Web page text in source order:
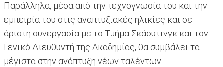
Παράλληλα, μέσα από την τεχνογνωσία του και την
εμπειρία του στις αναπτυξιακές ηλικίες και σε
άριστη συνεργασία με το Τμήμα Σκάουτινγκ και τον
Γενικό Διευθυντή της Ακαδημίας, θα συμβάλει τα
μέγιστα στην ανάπτυξη νέων ταλέντων